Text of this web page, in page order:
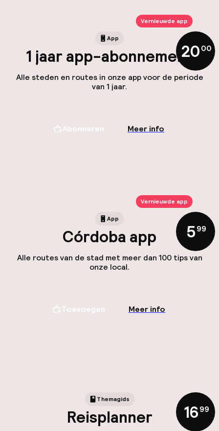
Vernieuwde app
App
1 jaar app-abonnement
Alle steden en routes in onze app voor de periode
van 1 jaar.
20,00
Abonneren Meer info
Vernieuwde app
App
Córdoba app
Alle routes van de stad met meer dan 100 tips van
onze local.
5,99
Toevoegen Meer info
Themagids
Reisplanner 16,99